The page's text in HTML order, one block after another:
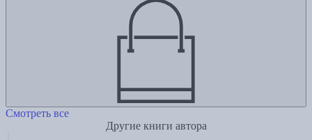
Смотреть все
Другие книги автора